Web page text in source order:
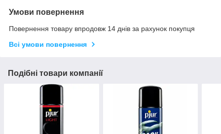
Умови повернення
Повернення товару впродовж 14 днів за рахунок покупця
Всі умови повернення
Подібні товари компанії